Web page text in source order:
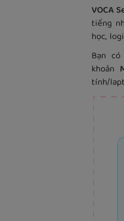
VOCA
tiếng
học,
Bạn
khoản
tính/